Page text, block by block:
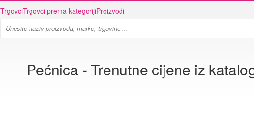
TrgovciTrgovci prema kategorijiProizvodi
Pećnica - Trenutne cijene iz